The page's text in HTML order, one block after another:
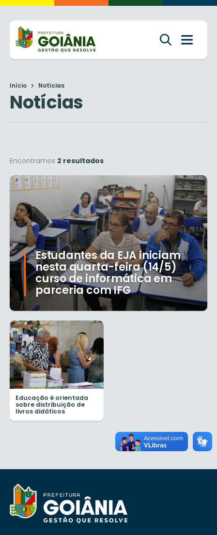
Início Notícias
Notícias
Encontramos 2 resultados
Estudantes da EJA iniciam
nesta quarta-feira (14/5)
curso de informática em
parceria com IFG
Educação é orientada
sobre distribuição de
livros didáticos